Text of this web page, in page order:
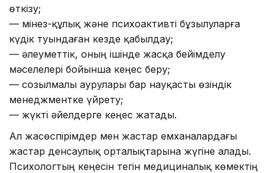
өткізу;
— мінез-құлық және психоактивті бұзылуларға
күдік туындаған кезде қабылдау;
— әлеуметтік, оның ішінде жасқа бейімделу
мәселелері бойынша кеңес беру;
— созылмалы аурулары бар науқасты өзіндік
менеджментке үйрету;
— жүкті әйелдерге кеңес жатады.
Ал жасөспірімдер мен жастар емханалардағы
жастар денсаулық орталықтарына жүгіне алады.
Психологтың кеңесін тегін медициналық көмектің